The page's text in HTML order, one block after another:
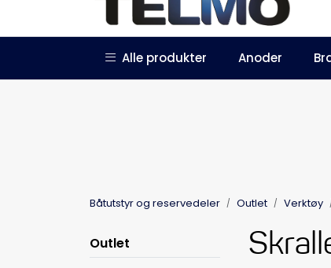
Trustpilot | Forhandlersøknad
Alle produkter Anoder
Båtutstyr og reservedeler Outlet Verktøy
Outlet